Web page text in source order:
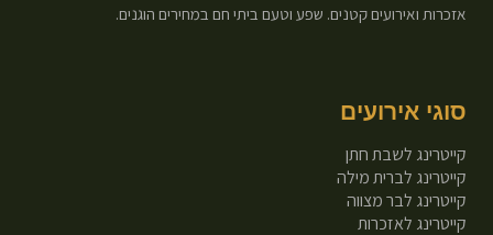
אזכרות ואירועים קטנים. שפע וטעם ביתי חם במחירים הוגנים.
סוגי אירועים
קייטרינג לשבת חתן
קייטרינג לברית מילה
קייטרינג לבר מצווה
קייטרינג לאזכרות